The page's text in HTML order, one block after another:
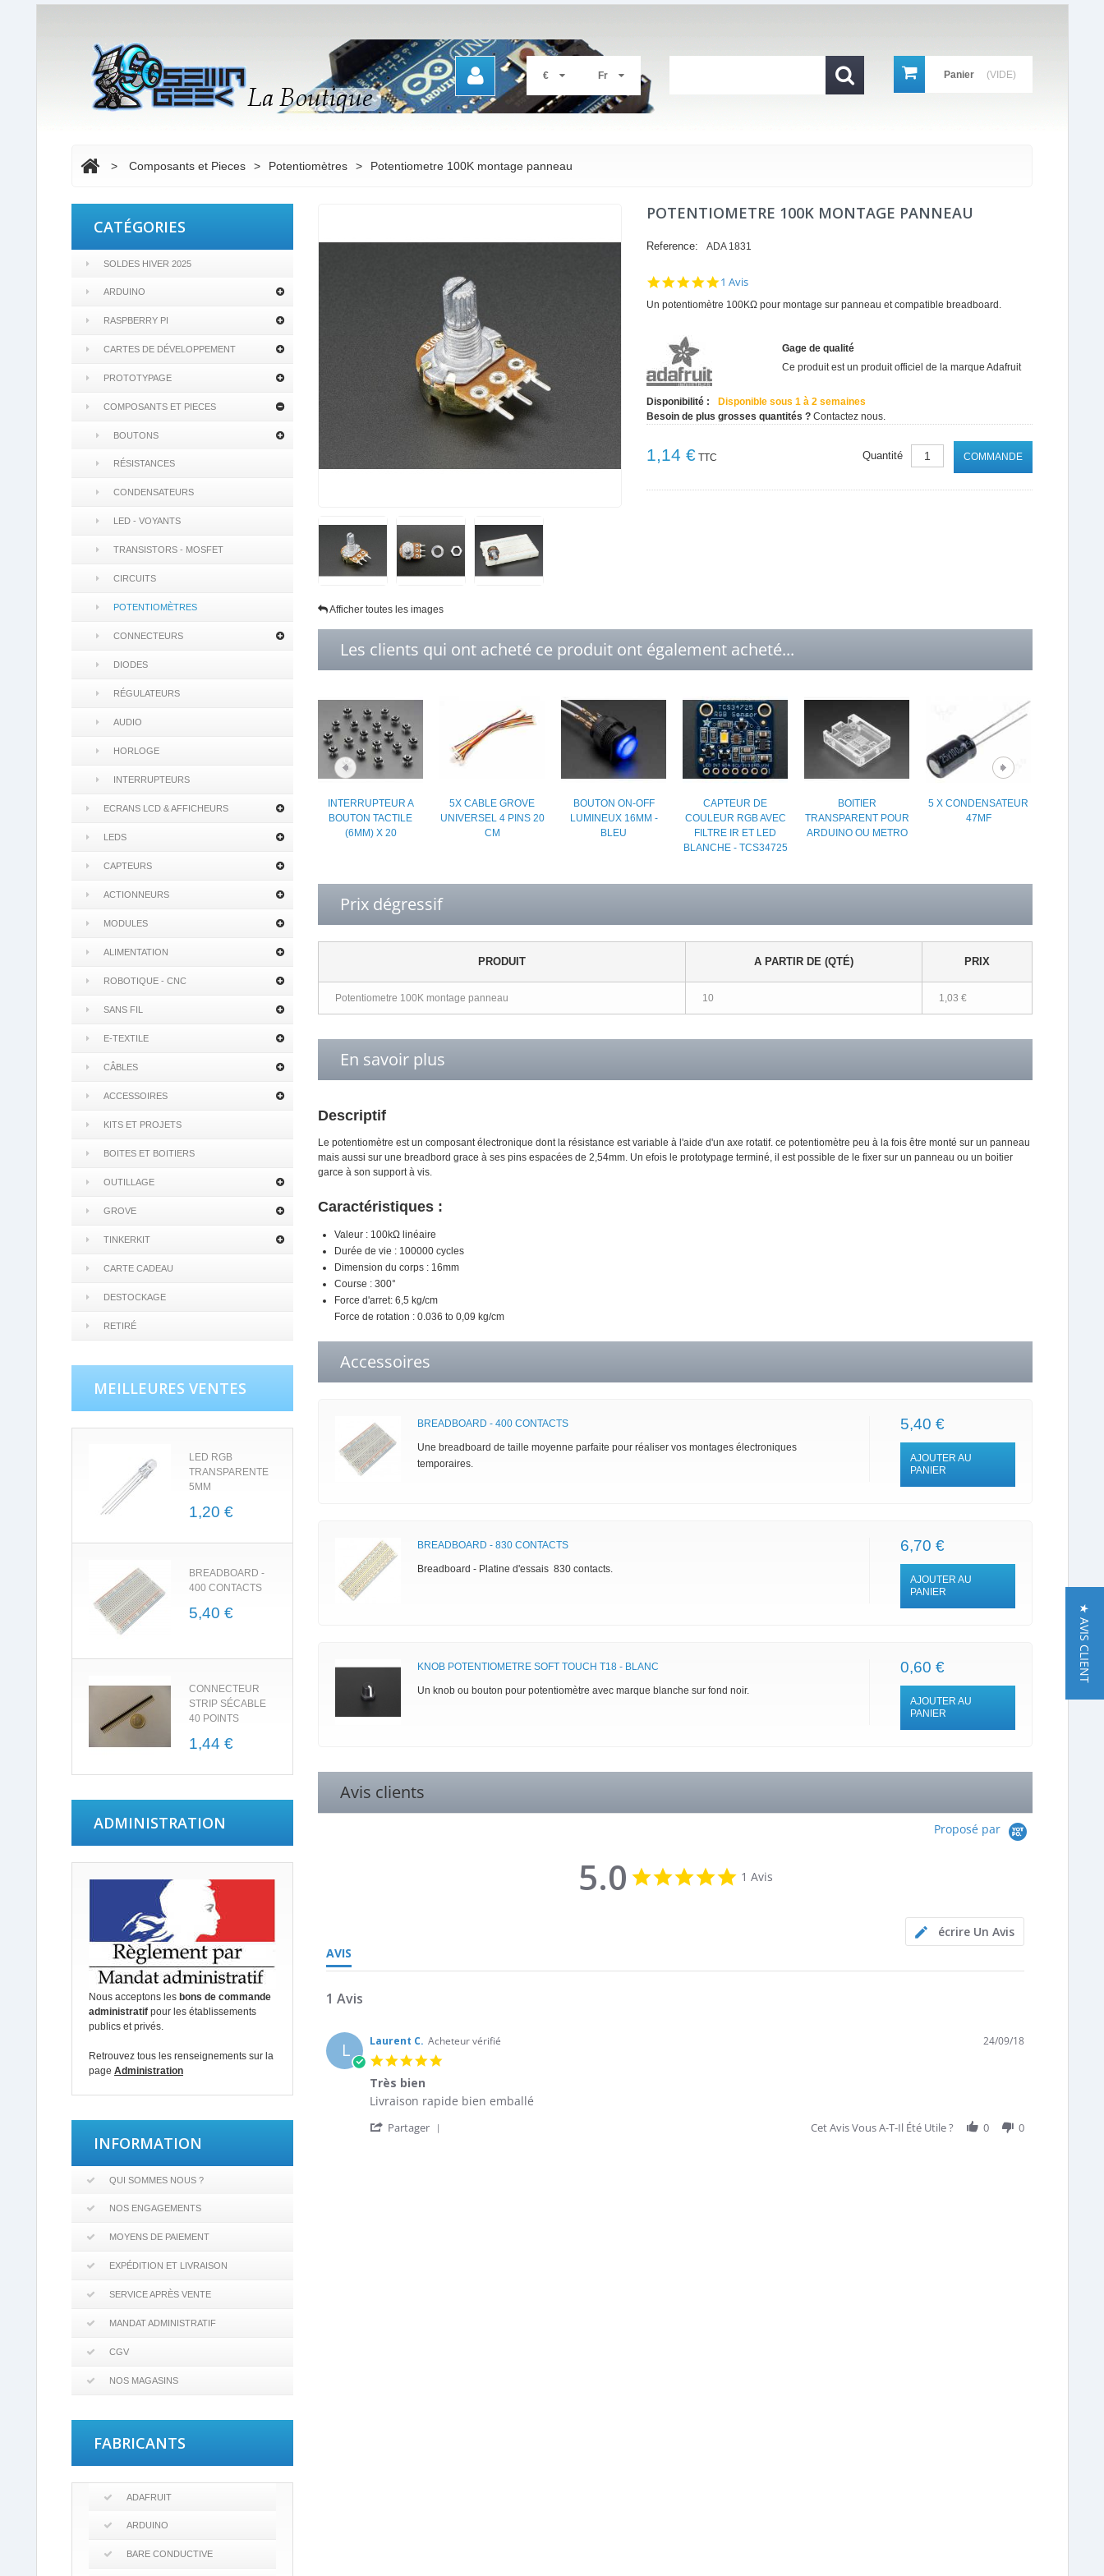
Panier (VIDE)
€ Fr
> Composants et Pieces > Potentiomètres > Potentiometre 100K montage panneau
CATÉGORIES
SOLDES HIVER 2025
ARDUINO
RASPBERRY PI
CARTES DE DÉVELOPPEMENT
PROTOTYPAGE
COMPOSANTS ET PIECES
BOUTONS
RÉSISTANCES
CONDENSATEURS
LED - VOYANTS
TRANSISTORS - MOSFET
CIRCUITS
POTENTIOMÈTRES
CONNECTEURS
DIODES
RÉGULATEURS
AUDIO
HORLOGE
INTERRUPTEURS
ECRANS LCD & AFFICHEURS
LEDS
CAPTEURS
ACTIONNEURS
MODULES
ALIMENTATION
ROBOTIQUE - CNC
SANS FIL
E-TEXTILE
CÂBLES
ACCESSOIRES
KITS ET PROJETS
BOITES ET BOITIERS
OUTILLAGE
GROVE
TINKERKIT
CARTE CADEAU
DESTOCKAGE
RETIRÉ
MEILLEURES VENTES
LED RGB
TRANSPARENTE
5MM
1,20 €
BREADBOARD -
400 CONTACTS
5,40 €
CONNECTEUR
STRIP SÉCABLE
40 POINTS
1,44 €
ADMINISTRATION
Nous acceptons les bons de commande
administratif pour les établissements
publics et privés.
Retrouvez tous les renseignements sur la
page Administration
INFORMATION
QUI SOMMES NOUS ?
NOS ENGAGEMENTS
MOYENS DE PAIEMENT
EXPÉDITION ET LIVRAISON
SERVICE APRÈS VENTE
MANDAT ADMINISTRATIF
CGV
NOS MAGASINS
FABRICANTS
ADAFRUIT
ARDUINO
BARE CONDUCTIVE
Afficher toutes les images
POTENTIOMETRE 100K MONTAGE PANNEAU
Reference: ADA 1831
5.0
rating
1 Avis
Un potentiomètre 100KΩ pour montage sur panneau et compatible breadboard.
Gage de qualité
Ce produit est un produit officiel de la marque Adafruit
Disponibilité :
Disponible sous 1 à 2 semaines
Besoin de plus grosses quantités ? Contactez nous.
1,14 € TTC COMMANDE
Quantité
Les clients qui ont acheté ce produit ont également acheté...
INTERRUPTEUR A
BOUTON TACTILE
(6MM) X 20
5X CABLE GROVE
UNIVERSEL 4 PINS 20
CM
BOUTON ON-OFF
LUMINEUX 16MM -
BLEU
CAPTEUR DE
COULEUR RGB AVEC
FILTRE IR ET LED
BLANCHE - TCS34725
BOITIER
TRANSPARENT POUR
ARDUINO OU METRO
5 X CONDENSATEUR
47ΜF
Prix dégressif
PRODUIT A PARTIR DE (QTÉ) PRIX
Potentiometre 100K montage panneau 10 1,03 €
En savoir plus
Descriptif
Le potentiomètre est un composant électronique dont la résistance est variable à l'aide d'un axe rotatif. ce potentiomètre peu à la fois être monté sur un panneau
mais aussi sur une breadbord grace à ses pins espacées de 2,54mm. Un efois le prototypage terminé, il est possible de le fixer sur un panneau ou un boitier
garce à son support à vis.
Caractéristiques :
Valeur : 100kΩ linéaire
Durée de vie : 100000 cycles
Dimension du corps : 16mm
Course : 300°
Force d'arret: 6,5 kg/cm
Force de rotation : 0.036 to 0,09 kg/cm
Accessoires
BREADBOARD - 400 CONTACTS
Une breadboard de taille moyenne parfaite pour réaliser vos montages électroniques
temporaires.
5,40 €
AJOUTER AU
PANIER
BREADBOARD - 830 CONTACTS
Breadboard - Platine d'essais 830 contacts.
6,70 €
AJOUTER AU
PANIER
KNOB POTENTIOMETRE SOFT TOUCH T18 - BLANC
Un knob ou bouton pour potentiomètre avec marque blanche sur fond noir.
0,60 €
AJOUTER AU
PANIER
Avis clients
Proposé par
5.0
5.0
star
1 Avis
écrire Un Avis
AVIS
1 Avis
L Laurent C. Acheteur vérifié 24/09/18
Très bien
Review
Laurent
review
Très
Livraison rapide bien emballé
Partager Cet Avis Vous A-T-Il Été Utile ? 0 0
★ AVIS CLIENT